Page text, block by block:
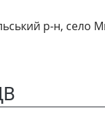
р-н,